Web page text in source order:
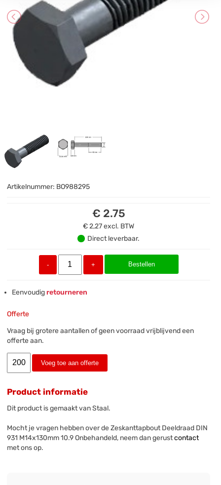
Artikelnummer: BO988295
€ 2.75
€ 2,27excl. BTW
Direct leverbaar.
- + Bestellen
Eenvoudigretourneren
Offerte
Vraag bij grotere aantallen of geen voorraad vrijblijvend een
offerte aan.
Voeg toe aan offerte
Product informatie
Dit product is gemaakt van Staal.
Mocht je vragen hebben over de Zeskanttapbout Deeldraad DIN
931 M14x130mm 10.9 Onbehandeld, neem dan gerustcontact
met ons op.